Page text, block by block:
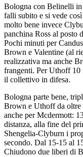
Bologna con Belinelli in
falli subito e si vede
molto bene invece
panchina Ross al posto
Pochi minuti per
Brown e Valentine (al
realizzativa ma anche
frangenti. Per Uthoff 10
il collettivo in difesa.
Bologna parte bene,
Brown e Uthoff da oltre
anche per Mcdermott:
distanza, alla fine del
Shengelia-Clyburn i
secondo. Dal 15-15 al
Chiudono due liberi di